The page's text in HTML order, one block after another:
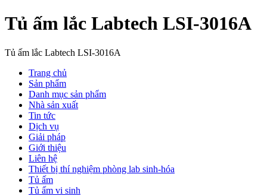
Tủ ấm lắc Labtech LSI-3016A
Tủ ấm lắc Labtech LSI-3016A
Trang chủ
Sản phẩm
Danh mục sản phẩm
Nhà sản xuất
Tin tức
Dịch vụ
Giải pháp
Giới thiệu
Liên hệ
Thiết bị thí nghiệm phòng lab sinh-hóa
Tủ ấm
Tủ ấm vi sinh